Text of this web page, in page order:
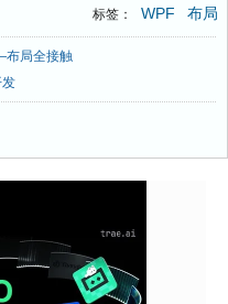
标签： WPF 布局
局全接触
发